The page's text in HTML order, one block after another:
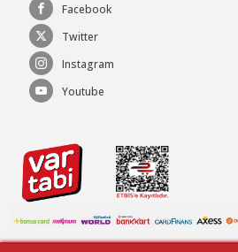
Facebook
Twitter
Instagram
Youtube